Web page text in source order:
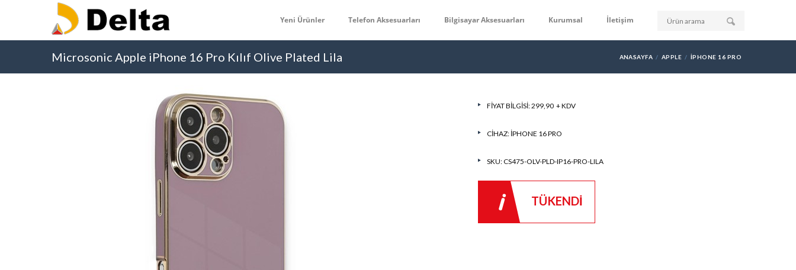
Yeni Ürünler Telefon Aksesuarları Bilgisayar Aksesuarları Kurumsal İletişim
Microsonic Apple iPhone 16 Pro Kılıf Olive Plated Lila ANASAYFA APPLE IPHONE 16 PRO
FIYAT BILGISI: 299,90 + KDV
CIHAZ: IPHONE 16 PRO
SKU: CS475-OLV-PLD-IP16-PRO-LILA
TÜKENDİ